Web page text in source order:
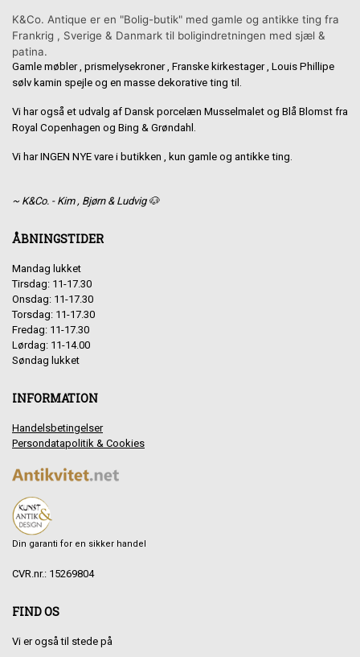
K&Co. Antique er en "Bolig-butik" med gamle og antikke ting fra
Frankrig , Sverige & Danmark til boligindretningen med sjæl &
patina.
Gamle møbler , prismelysekroner , Franske kirkestager , Louis Phillipe
sølv kamin spejle og en masse dekorative ting til.
Vi har også et udvalg af Dansk porcelæn Musselmalet og Blå Blomst fra
Royal Copenhagen og Bing & Grøndahl.
Vi har INGEN NYE vare i butikken , kun gamle og antikke ting.
~ K&Co. - Kim , Bjørn & Ludvig 🐶
ÅBNINGSTIDER
Mandag lukket
Tirsdag: 11-17.30
Onsdag: 11-17.30
Torsdag: 11-17.30
Fredag: 11-17.30
Lørdag: 11-14.00
Søndag lukket
INFORMATION
Handelsbetingelser
Persondatapolitik & Cookies
Din garanti for en sikker handel
CVR.nr.: 15269804
FIND OS
Vi er også til stede på